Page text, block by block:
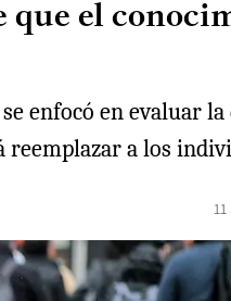
que el
enfocó en evaluar
a los